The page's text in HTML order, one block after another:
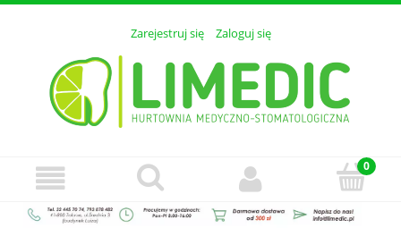
Zarejestruj się Zaloguj się